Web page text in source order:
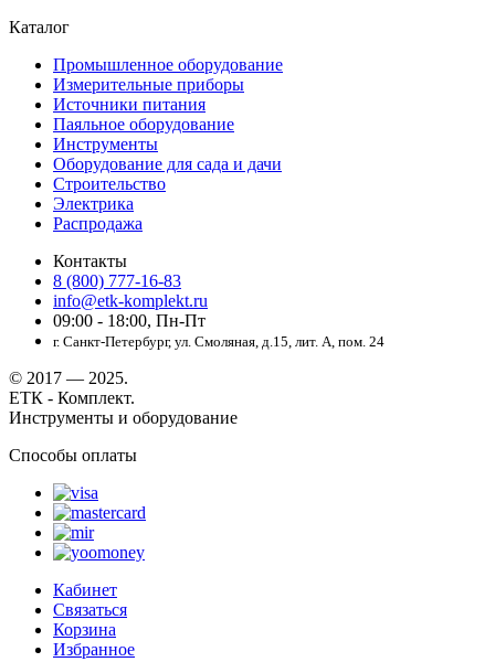
Каталог
Промышленное оборудование
Измерительные приборы
Источники питания
Паяльное оборудование
Инструменты
Оборудование для сада и дачи
Строительство
Электрика
Распродажа
Контакты
8 (800) 777-16-83
info@etk-komplekt.ru
09:00 - 18:00, Пн-Пт
г. Санкт-Петербург, ул. Смоляная, д.15, лит. А, пом. 24
© 2017 — 2025.
ЕТК - Комплект.
Инструменты и оборудование
Способы оплаты
Кабинет
Связаться
Корзина
Избранное